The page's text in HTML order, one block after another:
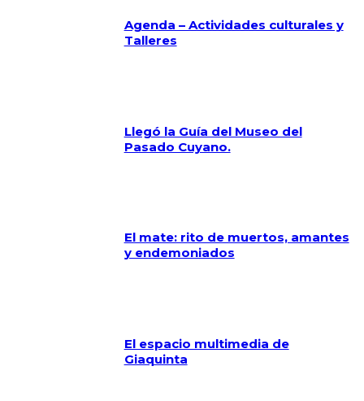
Agenda – Actividades culturales y
Talleres
Llegó la Guía del Museo del
Pasado Cuyano.
El mate: rito de muertos, amantes
y endemoniados
El espacio multimedia de
Giaquinta